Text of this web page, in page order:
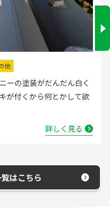
てほしいと弊社にお電話
水栓の吐水が落ちたよう
詳しく見る
はこちら